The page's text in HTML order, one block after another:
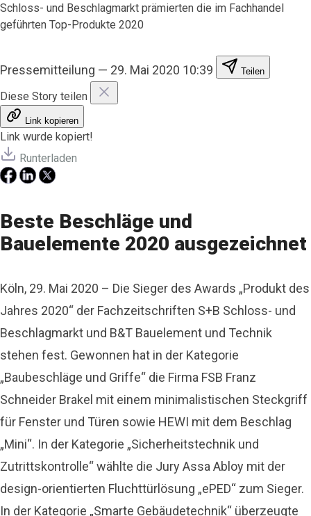
Schloss- und Beschlagmarkt prämierten die im Fachhandel
geführten Top-Produkte 2020
Pressemitteilung — 29. Mai 2020 10:39 Teilen
Diese Story teilen
Link kopieren
Link wurde kopiert!
Runterladen
Beste Beschläge und
Bauelemente 2020 ausgezeichnet
Köln, 29. Mai 2020 – Die Sieger des Awards „Produkt des
Jahres 2020“ der Fachzeitschriften S+B Schloss- und
Beschlagmarkt und B&T Bauelement und Technik
stehen fest. Gewonnen hat in der Kategorie
„Baubeschläge und Griffe“ die Firma FSB Franz
Schneider Brakel mit einem minimalistischen Steckgriff
für Fenster und Türen sowie HEWI mit dem Beschlag
„Mini“. In der Kategorie „Sicherheitstechnik und
Zutrittskontrolle“ wählte die Jury Assa Abloy mit der
design-orientierten Fluchttürlösung „ePED“ zum Sieger.
In der Kategorie „Smarte Gebäudetechnik“ überzeugte